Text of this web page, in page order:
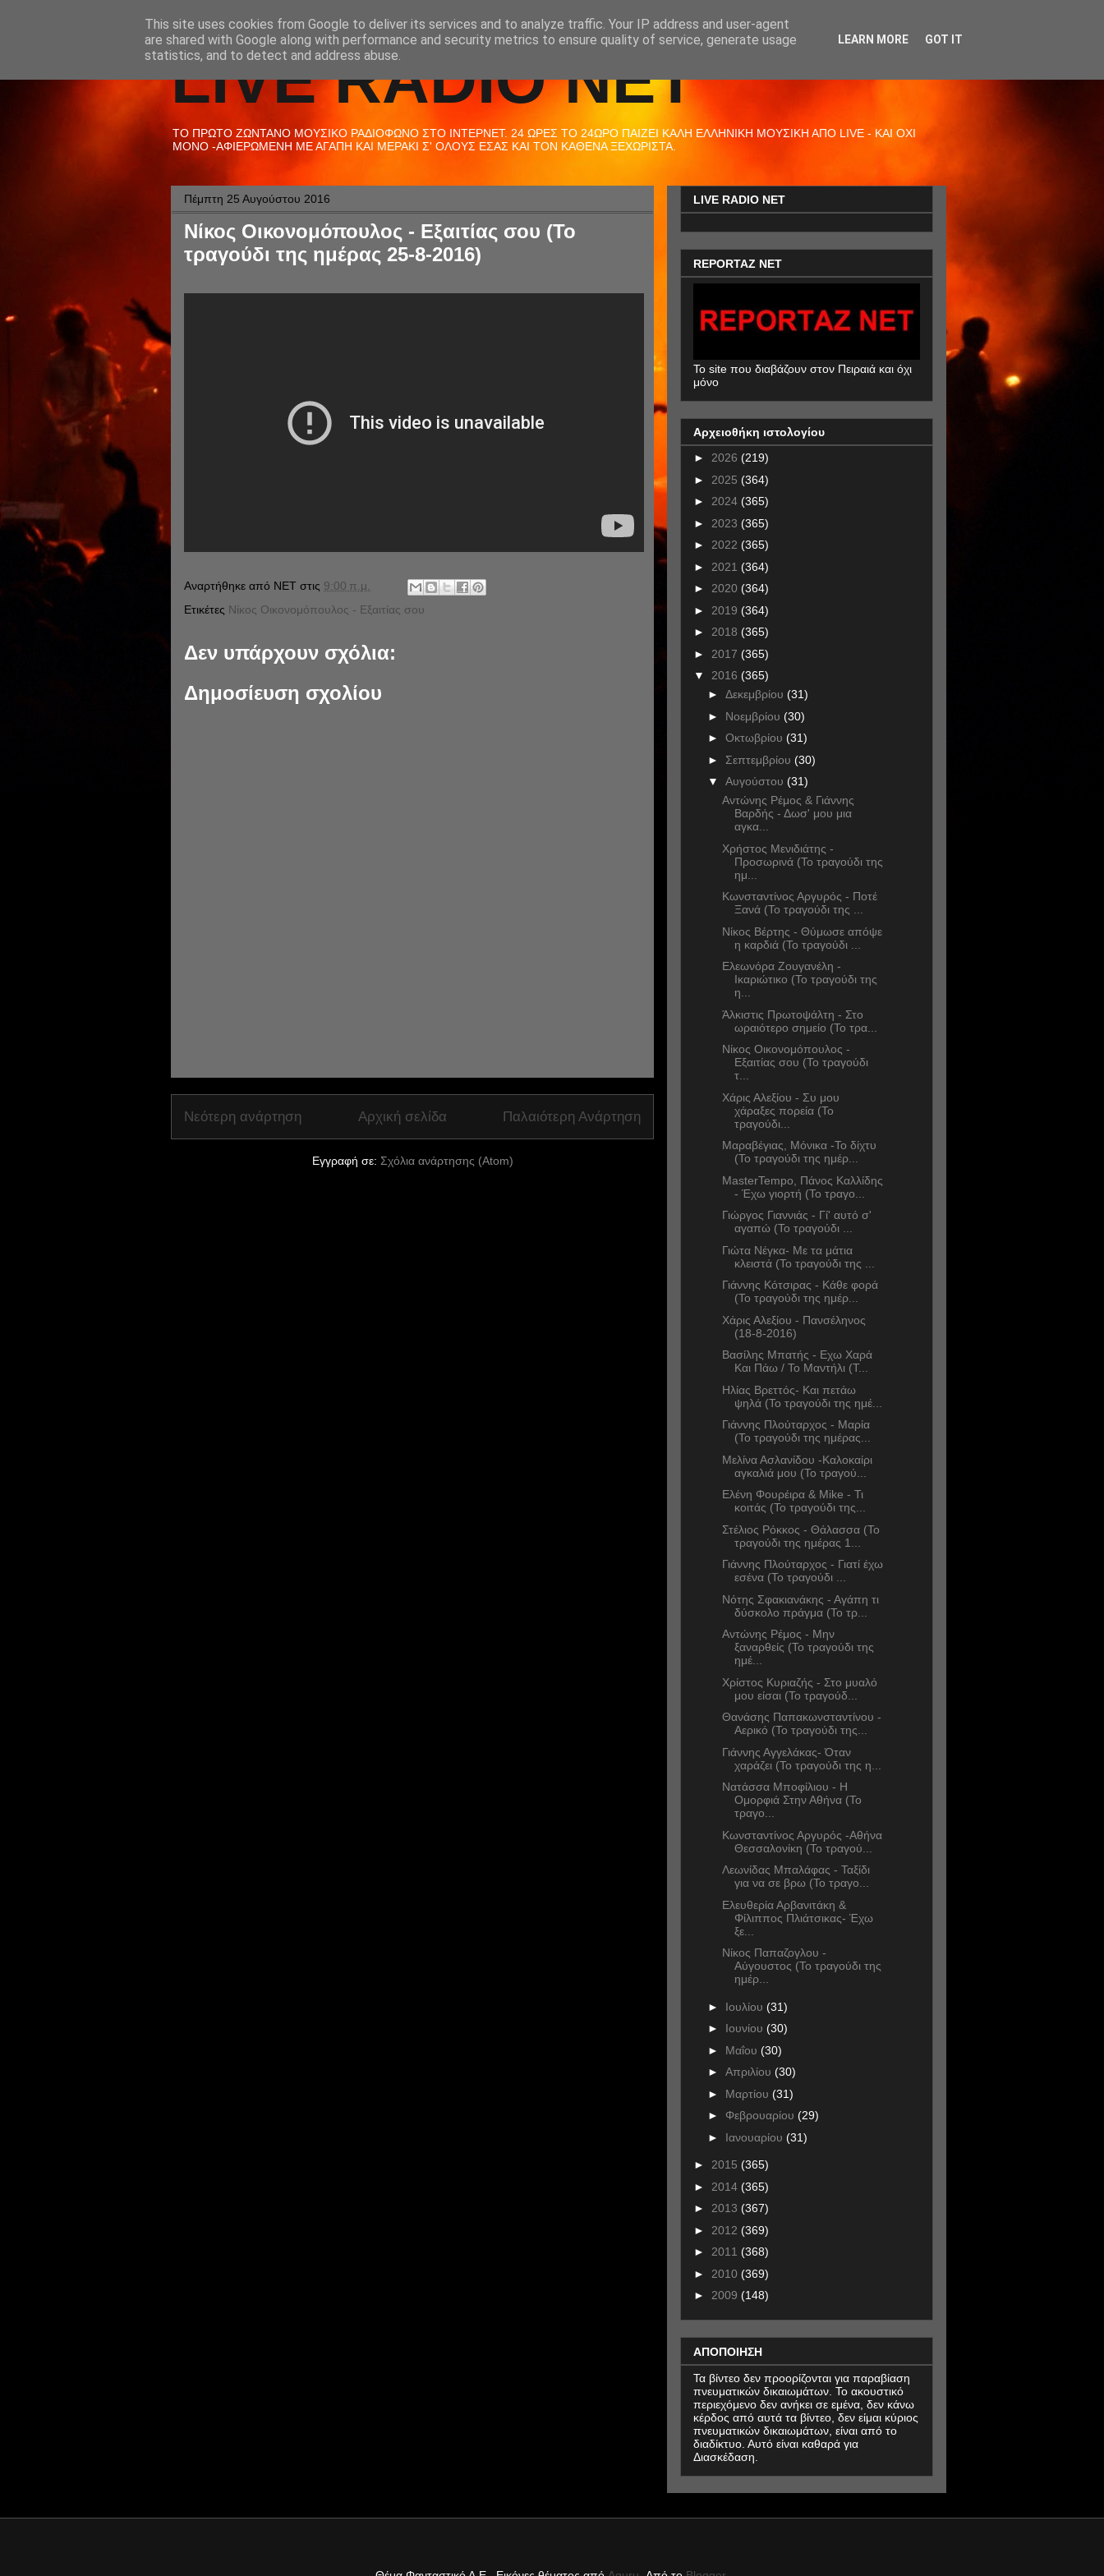
LIVE RADIO NET
ΤΟ ΠΡΩΤΟ ΖΩΝΤΑΝΟ ΜΟΥΣΙΚΟ ΡΑΔΙΟΦΩΝΟ ΣΤΟ ΙΝΤΕΡΝΕΤ. 24 ΩΡΕΣ ΤΟ 24ΩΡΟ ΠΑΙΖΕΙ ΚΑΛΗ ΕΛΛΗΝΙΚΗ ΜΟΥΣΙΚΗ ΑΠΟ LIVE - ΚΑΙ ΟΧΙ
ΜΟΝΟ -ΑΦΙΕΡΩΜΕΝΗ ΜΕ ΑΓΑΠΗ ΚΑΙ ΜΕΡΑΚΙ Σ' ΟΛΟΥΣ ΕΣΑΣ ΚΑΙ ΤΟΝ ΚΑΘΕΝΑ ΞΕΧΩΡΙΣΤΑ.
Πέμπτη 25 Αυγούστου 2016
Νίκος Οικονομόπουλος - Εξαιτίας σου (Το
τραγούδι της ημέρας 25-8-2016)
Αναρτήθηκε από NET στις 9:00 π.μ.
Ετικέτες Νίκος Οικονομόπουλος - Εξαιτίας σου
Δεν υπάρχουν σχόλια:
Δημοσίευση σχολίου
Νεότερη ανάρτηση Παλαιότερη Ανάρτηση
Αρχική σελίδα
Εγγραφή σε: Σχόλια ανάρτησης (Atom)
LIVE RADIO NET
REPORTAZ NET
To site που διαβάζουν στον Πειραιά και όχι
μόνο
Αρχειοθήκη ιστολογίου
► 2026 (219)
► 2025 (364)
► 2024 (365)
► 2023 (365)
► 2022 (365)
► 2021 (364)
► 2020 (364)
► 2019 (364)
► 2018 (365)
► 2017 (365)
▼ 2016 (365)
► Δεκεμβρίου (31)
► Νοεμβρίου (30)
► Οκτωβρίου (31)
► Σεπτεμβρίου (30)
▼ Αυγούστου (31)
Αντώνης Ρέμος & Γιάννης
Βαρδής - Δωσ' μου μια
αγκα...
Χρήστος Μενιδιάτης -
Προσωρινά (Το τραγούδι της
ημ...
Κωνσταντίνος Αργυρός - Ποτέ
Ξανά (Το τραγούδι της ...
Νίκος Βέρτης - Θύμωσε απόψε
η καρδιά (Το τραγούδι ...
Ελεωνόρα Ζουγανέλη -
Ικαριώτικο (Το τραγούδι της
η...
Άλκιστις Πρωτοψάλτη - Στο
ωραιότερο σημείο (Το τρα...
Νίκος Οικονομόπουλος -
Εξαιτίας σου (Το τραγούδι
τ...
Χάρις Αλεξίου - Συ μου
χάραξες πορεία (Το
τραγούδι...
Μαραβέγιας, Μόνικα -Το δίχτυ
(Το τραγούδι της ημέρ...
MasterTempo, Πάνος Καλλίδης
- Έχω γιορτή (Το τραγο...
Γιώργος Γιαννιάς - Γί' αυτό σ'
αγαπώ (Το τραγούδι ...
Γιώτα Νέγκα- Με τα μάτια
κλειστά (Το τραγούδι της ...
Γιάννης Κότσιρας - Κάθε φορά
(Το τραγούδι της ημέρ...
Χάρις Αλεξίου - Πανσέληνος
(18-8-2016)
Βασίλης Μπατής - Εχω Χαρά
Και Πάω / Το Μαντήλι (Τ...
Ηλίας Βρεττός- Και πετάω
ψηλά (Το τραγούδι της ημέ...
Γιάννης Πλούταρχος - Μαρία
(Το τραγούδι της ημέρας...
Μελίνα Ασλανίδου -Καλοκαίρι
αγκαλιά μου (Το τραγού...
Ελένη Φουρέιρα & Mike - Τι
κοιτάς (Το τραγούδι της...
Στέλιος Ρόκκος - Θάλασσα (Το
τραγούδι της ημέρας 1...
Γιάννης Πλούταρχος - Γιατί έχω
εσένα (Το τραγούδι ...
Νότης Σφακιανάκης - Αγάπη τι
δύσκολο πράγμα (Το τρ...
Αντώνης Ρέμος - Μην
ξαναρθείς (Το τραγούδι της
ημέ...
Χρίστος Κυριαζής - Στο μυαλό
μου είσαι (Το τραγούδ...
Θανάσης Παπακωνσταντίνου -
Αερικό (Το τραγούδι της...
Γιάννης Αγγελάκας- Όταν
χαράζει (Το τραγούδι της η...
Νατάσσα Μποφίλιου - Η
Ομορφιά Στην Αθήνα (Το
τραγο...
Κωνσταντίνος Αργυρός -Αθήνα
Θεσσαλονίκη (Το τραγού...
Λεωνίδας Μπαλάφας - Ταξίδι
για να σε βρω (Το τραγο...
Ελευθερία Αρβανιτάκη &
Φίλιππος Πλιάτσικας- Έχω
ξε...
Νίκος Παπαζογλου -
Αύγουστος (Το τραγούδι της
ημέρ...
► Ιουλίου (31)
► Ιουνίου (30)
► Μαΐου (30)
► Απριλίου (30)
► Μαρτίου (31)
► Φεβρουαρίου (29)
► Ιανουαρίου (31)
► 2015 (365)
► 2014 (365)
► 2013 (367)
► 2012 (369)
► 2011 (368)
► 2010 (369)
► 2009 (148)
ΑΠΟΠΟΙΗΣΗ
Τα βίντεο δεν προορίζονται για παραβίαση
πνευματικών δικαιωμάτων. Το ακουστικό
περιεχόμενο δεν ανήκει σε εμένα, δεν κάνω
κέρδος από αυτά τα βίντεο, δεν είμαι κύριος
πνευματικών δικαιωμάτων, είναι από το
διαδίκτυο. Αυτό είναι καθαρά για
Διασκέδαση.
This site uses cookies from Google to deliver its services and to analyze traffic. Your IP address and user-agent
are shared with Google along with performance and security metrics to ensure quality of service, generate usage
statistics, and to detect and address abuse.
LEARN MORE GOT IT